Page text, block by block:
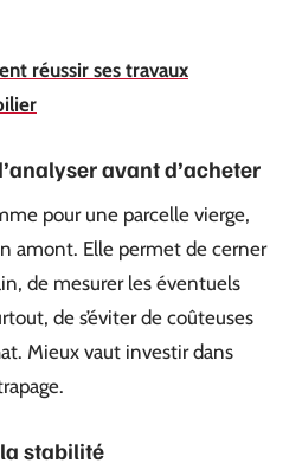
réussir ses travaux
avant d’acheter
pour une parcelle vierge,
amont. Elle permet de cerner
de mesurer les éventuels
de s’éviter de coûteuses
Mieux vaut investir dans
stabilité